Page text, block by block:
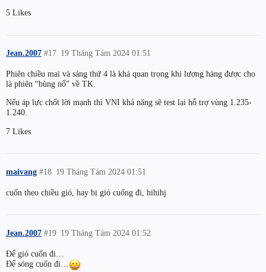
5 Likes
Jean.2007 19 Tháng Tám 2024 01:51
#17
Phiên chiều mai và sáng thứ 4 là khá quan trọng khi lượng hàng được cho
là phiên “bùng nổ” về TK.
Nếu áp lực chốt lời mạnh thì VNI khả năng sẽ test lại hỗ trợ vùng 1.235-
1.240.
7 Likes
maivang 19 Tháng Tám 2024 01:51
#18
cuốn theo chiều gió, hay bị gió cuống đi, hihihj
Jean.2007 19 Tháng Tám 2024 01:52
#19
Để gió cuốn đi…
Để sóng cuốn đi…